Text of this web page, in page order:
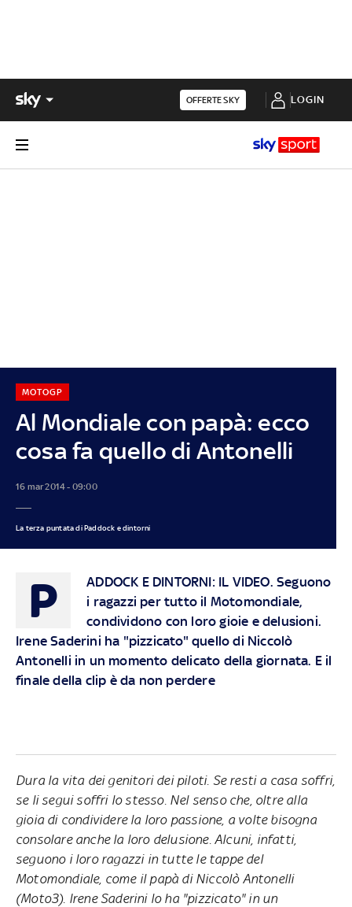
OFFERTE SKY LOGIN
Al Mondiale con papà: ecco
cosa fa quello di Antonelli
MOTOGP
16 mar 2014 - 09:00
La terza puntata di Paddock e dintorni
P ADDOCK E DINTORNI: IL VIDEO. Seguono
i ragazzi per tutto il Motomondiale,
condividono con loro gioie e delusioni.
Irene Saderini ha "pizzicato" quello di Niccolò
Antonelli in un momento delicato della giornata. E il
finale della clip è da non perdere
Dura la vita dei genitori dei piloti. Se resti a casa soffri,
se li segui soffri lo stesso. Nel senso che, oltre alla
gioia di condividere la loro passione, a volte bisogna
consolare anche la loro delusione. Alcuni, infatti,
seguono i loro ragazzi in tutte le tappe del
Motomondiale, come il papà di Niccolò Antonelli
(Moto3). Irene Saderini lo ha "pizzicato" in un